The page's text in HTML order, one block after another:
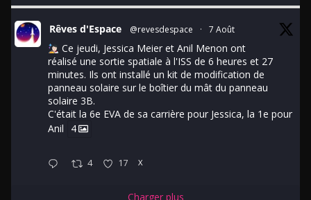
Rêves d'Espace @revesdespace · 7 Août
Ce jeudi, Jessica Meier et Anil Menon ont
réalisé une sortie spatiale à l'ISS de 6 heures et 27
minutes. Ils ont installé un kit de modification de
panneau solaire sur le boîtier du mât du panneau
solaire 3B.
C'était la 6e EVA de sa carrière pour Jessica, la 1e pour
Anil
4
4 17 X
Charger plus